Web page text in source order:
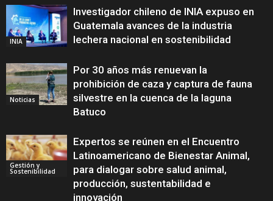
INIA
Investigador chileno de INIA expuso en
Guatemala avances de la industria
lechera nacional en sostenibilidad
Noticias
Por 30 años más renuevan la
prohibición de caza y captura de fauna
silvestre en la cuenca de la laguna
Batuco
Gestión y
Sostenibilidad
Expertos se reúnen en el Encuentro
Latinoamericano de Bienestar Animal,
para dialogar sobre salud animal,
producción, sustentabilidad e
innovación